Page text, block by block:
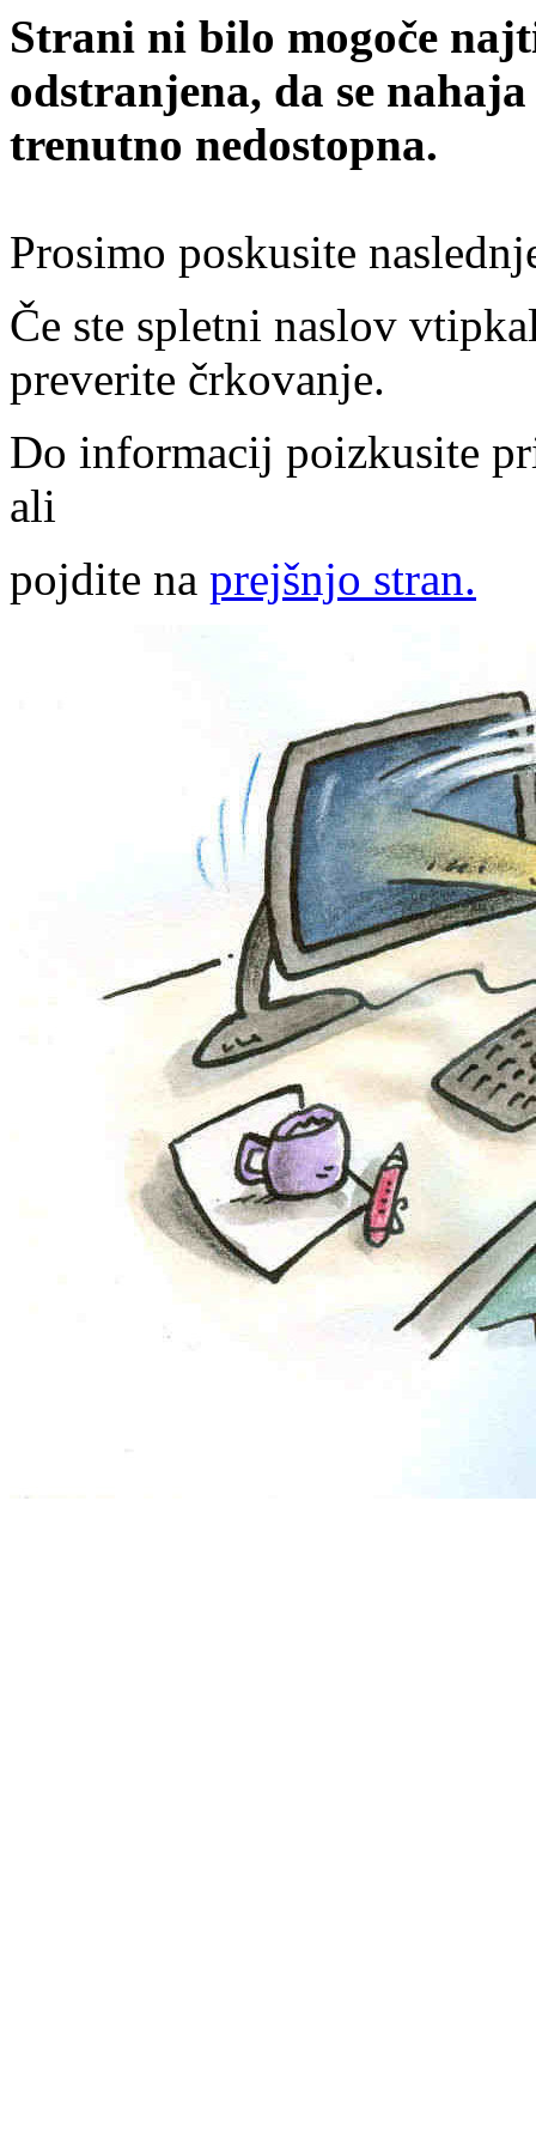
Strani ni bilo mogoče
odstranjena, da se
trenutno nedostopna.
Prosimo poskusite
Če ste spletni naslov
preverite črkovanje.
Do informacij poizkusite
ali
pojdite na prejšnjo stran.